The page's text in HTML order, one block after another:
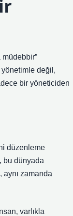
müdebbir”
yönetimle değil,
bir yöneticiden
düzenleme
bu dünyada
zamanda
varlıkla